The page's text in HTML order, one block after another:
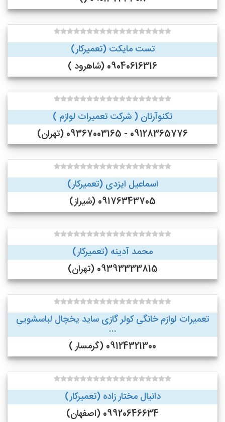
تست مایکت (تعمیرکار)
09040616316 (شاهرود )
تکنوآرتان ( شرکت تعمیرات لوازم )
09128365776 - 09367003165 (تهران)
اسماعیل ایزدی (تعمیرکار)
09176343705 (شیراز)
محمد آدینه (تعمیرکار)
09393333815 (تهران)
تعمیرات لوازم خانگی کولر گازی ساید یخچال لباسشویی
...
09124321300 (گرمسار )
دانیال مختار زاده (تعمیرکار)
09920646634 (اصفهان)